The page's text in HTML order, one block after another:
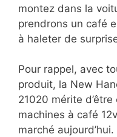
montez dans la
prendrons un café
à haleter de
Pour rappel, avec
produit, la New
21020 mérite
machines à café
marché aujourd’hui.